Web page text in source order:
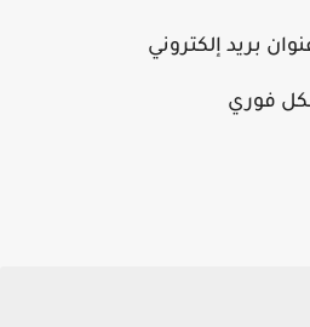
بريد إلكتروني
فوري